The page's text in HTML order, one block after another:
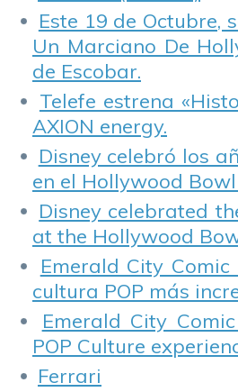
Este 19 de Octubre,
Un Marciano De
de Escobar.
Telefe estrena
AXION energy.
Disney celebró los
en el Hollywood
Disney celebrated
at the Hollywood
Emerald City
cultura POP más
Emerald City
POP Culture
Ferrari